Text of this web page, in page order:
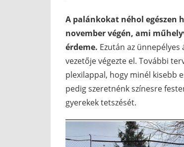
A palánkokat néhol
november végén, ami
érdeme. Ezután az
vezetője végezte el. További
plexilappal, hogy minél kisebb
pedig szeretnénk színesre
gyerekek tetszését.